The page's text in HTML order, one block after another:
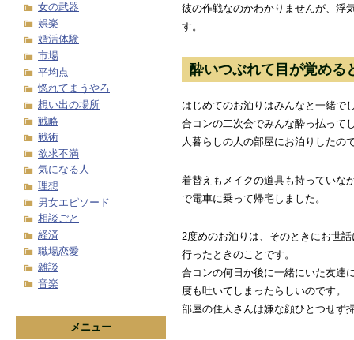
彼の作戦なのかわかりませんが、浮
す。
酔いつぶれて目が覚める
はじめてのお泊りはみんなと一緒で
合コンの二次会でみんな酔っ払って
人暮らしの人の部屋にお泊りしたの
着替えもメイクの道具も持っていな
で電車に乗って帰宅しました。
2度めのお泊りは、そのときにお世
行ったときのことです。
合コンの何日か後に一緒にいた友達
度も吐いてしまったらしいのです。
部屋の住人さんは嫌な顔ひとつせず
女の武器
娯楽
婚活体験
市場
平均点
惚れてまうやろ
想い出の場所
戦略
戦術
欲求不満
気になる人
理想
男女エピソード
相談ごと
経済
職場恋愛
雑談
音楽
メニュー